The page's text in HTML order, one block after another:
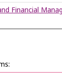
Financial